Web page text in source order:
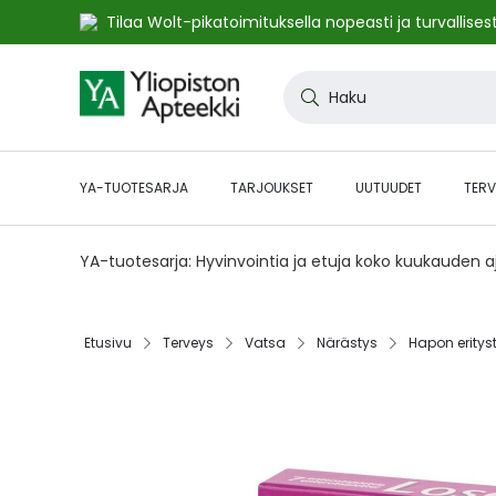
Tilaa Wolt-pikatoimituksella nopeasti ja
to
Content
YA-TUOTESARJA TARJOUKSET UUTUUDET
YA-tuotesarja: Hyvinvointia ja etuja koko
Etusivu‎ Terveys‎ Vatsa‎ Närästys‎ Hapon